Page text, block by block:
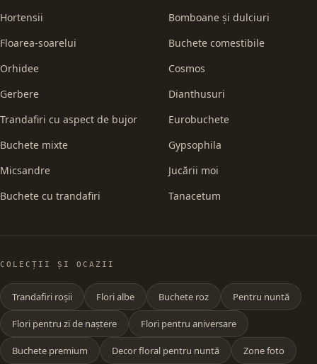
Hortensii
Floarea-soarelui
Orhidee
Gerbere
Trandafiri cu aspect de bujor
Buchete mixte
Micsandre
Buchete cu trandafiri
Bomboane și dulciuri
Buchete comestibile
Cosmos
Dianthusuri
Eurobuchete
Gypsophila
Jucării moi
Tanacetum
COLECȚII ȘI OCAZII
Trandafiri roșii Flori albe Buchete roz Pentru nuntă
Flori pentru zi de naștere Flori pentru aniversare
Buchete premium Decor floral pentru nuntă Zone foto